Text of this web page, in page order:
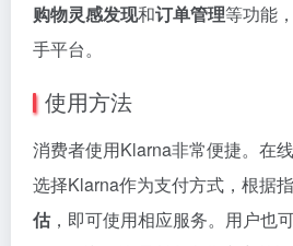
购物灵感发现和订单管理等功能
手平台。
使用方法
消费者使用Klarna非常便捷。在
选择Klarna作为支付方式，根据
估，即可使用相应服务。用户也